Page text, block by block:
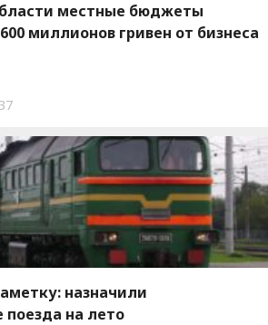
местные бюджеты
миллионов гривен от бизнеса
назначили
на лето